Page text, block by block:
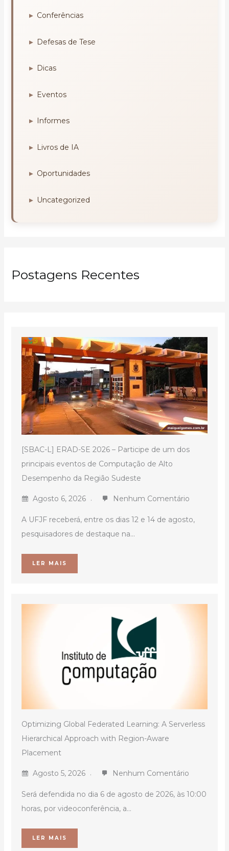
Conferências
Defesas de Tese
Dicas
Eventos
Informes
Livros de IA
Oportunidades
Uncategorized
Postagens Recentes
[SBAC-L] ERAD-SE 2026 – Participe de um dos
principais eventos de Computação de Alto
Desempenho da Região Sudeste
Agosto 6, 2026 Nenhum Comentário
A UFJF receberá, entre os dias 12 e 14 de agosto,
pesquisadores de destaque na...
LER MAIS
Optimizing Global Federated Learning: A Serverless
Hierarchical Approach with Region-Aware
Placement
Agosto 5, 2026 Nenhum Comentário
Será defendida no dia 6 de agosto de 2026, às 10:00
horas, por videoconferência, a...
LER MAIS